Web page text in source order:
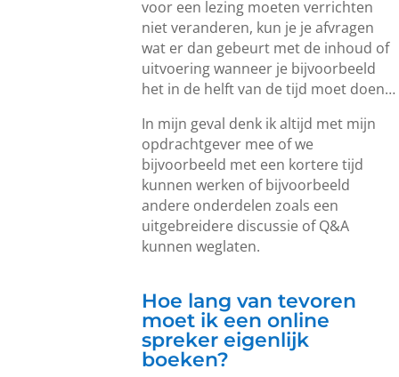
voor een lezing moeten verrichten
niet veranderen, kun je je afvragen
wat er dan gebeurt met de inhoud of
uitvoering wanneer je bijvoorbeeld
het in de helft van de tijd moet doen…
In mijn geval denk ik altijd met mijn
opdrachtgever mee of we
bijvoorbeeld met een kortere tijd
kunnen werken of bijvoorbeeld
andere onderdelen zoals een
uitgebreidere discussie of Q&A
kunnen weglaten.
Hoe lang van tevoren
moet ik een online
spreker eigenlijk
boeken?